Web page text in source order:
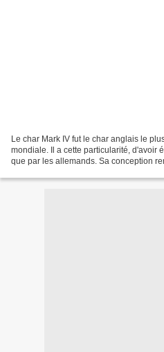
Le char Mark IV fut le char anglais le
mondiale. Il a cette particularité, d'avoir
que par les allemands. Sa conception